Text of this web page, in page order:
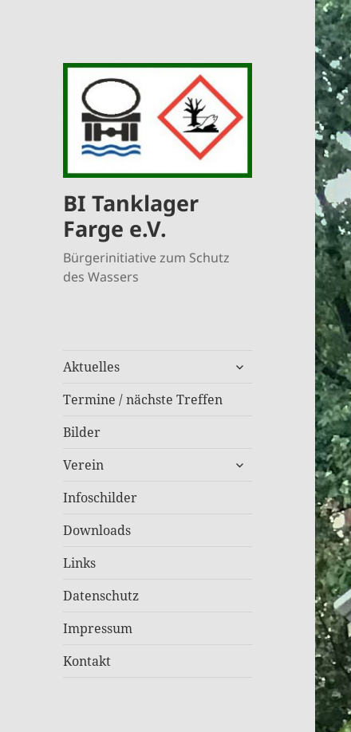
BI Tanklager
Farge e.V.
Bürgerinitiative zum Schutz
des Wassers
Aktuelles
untermenü
Termine / nächste Treffen
Bilder
Verein
untermenü
Infoschilder
Downloads
Links
Datenschutz
Impressum
Kontakt